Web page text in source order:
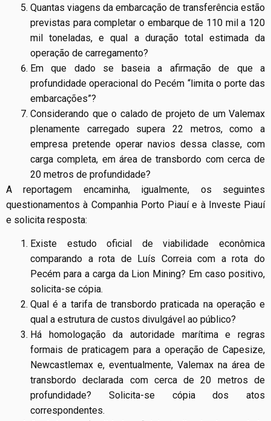
Quantas viagens da embarcação de transferência estão
previstas para completar o embarque de 110 mil a 120
mil toneladas, e qual a duração total estimada da
operação de carregamento?
Em que dado se baseia a afirmação de que a
profundidade operacional do Pecém “limita o porte das
embarcações”?
Considerando que o calado de projeto de um Valemax
plenamente carregado supera 22 metros, como a
empresa pretende operar navios dessa classe, com
carga completa, em área de transbordo com cerca de
20 metros de profundidade?
A reportagem encaminha, igualmente, os seguintes
questionamentos à Companhia Porto Piauí e à Investe Piauí
e solicita resposta:
Existe estudo oficial de viabilidade econômica
comparando a rota de Luís Correia com a rota do
Pecém para a carga da Lion Mining? Em caso positivo,
solicita-se cópia.
Qual é a tarifa de transbordo praticada na operação e
qual a estrutura de custos divulgável ao público?
Há homologação da autoridade marítima e regras
formais de praticagem para a operação de Capesize,
Newcastlemax e, eventualmente, Valemax na área de
transbordo declarada com cerca de 20 metros de
profundidade? Solicita-se cópia dos atos
correspondentes.